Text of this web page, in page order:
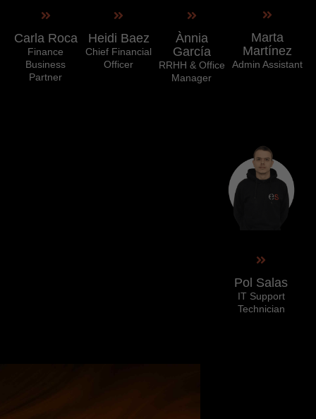
Carla Roca
Finance
Business
Partner
Heidi Baez
Chief Financial
Officer
Ànnia
García
RRHH & Office
Manager
Marta
Martínez
Admin Assistant
Pol Salas
IT Support
Technician